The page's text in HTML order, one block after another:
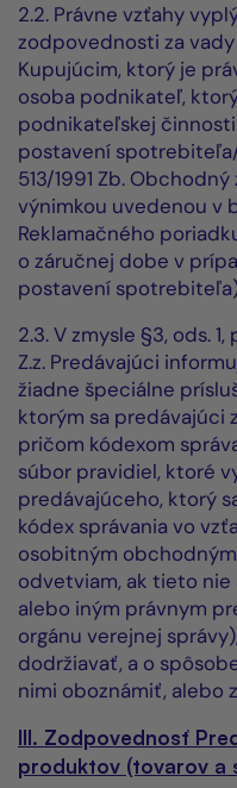
2.2. Právne vzťahy
zodpovednosti za
Kupujúcim, ktorý je
osoba podnikateľ,
podnikateľskej
postavení
513/1991 Zb.
výnimkou uvedenou v
Reklamačného
o záručnej dobe v
postavení
2.3. V zmysle §3, ods.
Z.z. Predávajúci
žiadne špeciálne
ktorým sa predávajúci
pričom kódexom
súbor pravidiel, ktoré
predávajúceho, ktorý
kódex správania vo
osobitným
odvetviam, ak tieto nie
alebo iným právnym
orgánu verejnej
dodržiavať, a o
nimi oboznámiť, alebo
III. Zodpovednosť
produktov (tovarov a